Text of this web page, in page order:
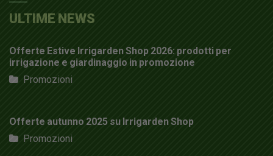
ULTIME NEWS
Offerte Estive Irrigarden Shop 2026: prodotti per
irrigazione e giardinaggio in promozione
Promozioni
Offerte autunno 2025 su Irrigarden Shop
Promozioni